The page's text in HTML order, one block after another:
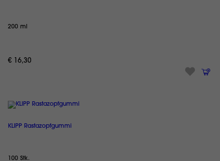
200 ml
€ 16,30
KLIPP Rastazopfgummi
100 Stk.